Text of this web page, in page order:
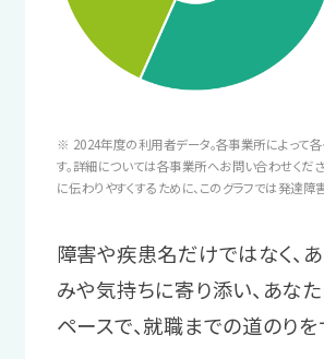
スタッフからのアドバ
あなたにとって働きや
しょう！
無料 相談・見学予
業務の調整方法を
身につける
周囲に助けを求める方法を考
就職後の困りや不安を定
アリングします。必要に応
へ業務指示の方法をレク
学びます。
職場復帰への
不安を解消する
復職への自信をつけるため
の受講で不安を一つ一つ解消
※ 2024年度の利用者データ。各事業所によって
す。詳細については各事業所へお問い合わせくだ
に伝わりやすくするために、このグラフでは発達障
障害や疾患名だけではなく、
みや気持ちに寄り添い、あな
ペースで、就職までの道のりを